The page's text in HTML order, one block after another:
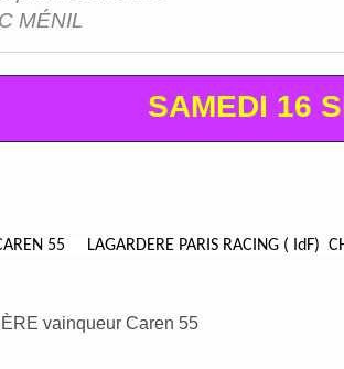
MÉNIL
SAMEDI 16
55 LAGARDERE PARIS RACING ( IdF)
vainqueur Caren 55